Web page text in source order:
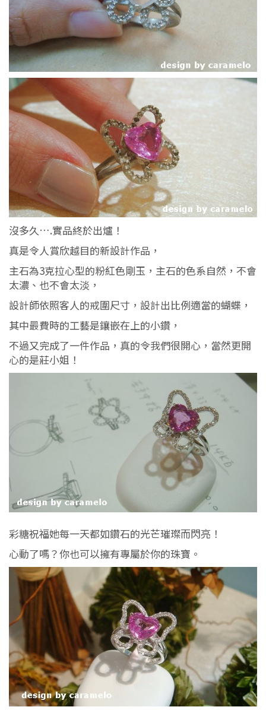
沒多久….實品終於出爐！
真是令人賞欣越目的新設計作品，
主石為3克拉心型的粉紅色剛玉，主石的色系自然，不會
太濃、也不會太淡，
設計師依照客人的戒圍尺寸，設計出比例適當的蝴蝶，
其中最費時的工藝是鑲嵌在上的小鑽，
不過又完成了一件作品，真的令我們很開心，當然更開
心的是莊小姐！
彩糖祝福她每一天都如鑽石的光芒璀璨而閃亮！
心動了嗎？你也可以擁有專屬於你的珠寶。